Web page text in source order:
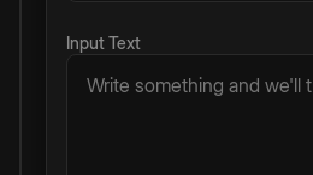
Input Text